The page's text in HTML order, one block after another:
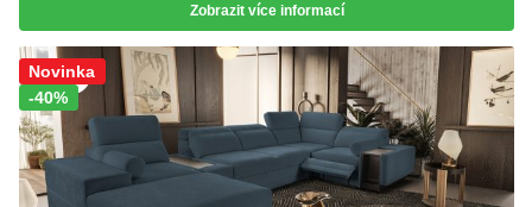
Zobrazit více informací
Sleva!
-40%
Novinka